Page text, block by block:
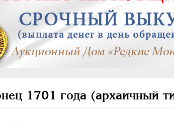
1701 года (архаичный